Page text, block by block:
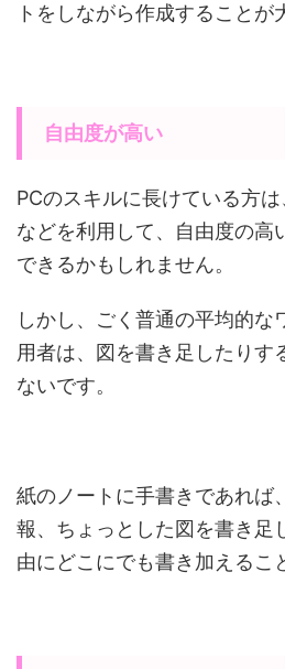
トをしながら作成することが
自由度が高い
PCのスキルに長けている方
などを利用して、自由度の高
できるかもしれません。
しかし、ごく普通の平均的な
用者は、図を書き足したりす
ないです。
紙のノートに手書きであれば
報、ちょっとした図を書き足
由にどこにでも書き加えるこ